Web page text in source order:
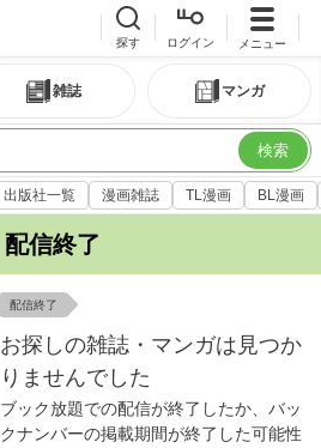
探す ログイン メニュー
雑誌 マンガ
検索
出版社一覧 漫画雑誌 TL漫画 BL漫画
配信終了
配信終了
お探しの雑誌・マンガは見つか
りませんでした
ブック放題での配信が終了したか、バッ
クナンバーの掲載期間が終了した可能性